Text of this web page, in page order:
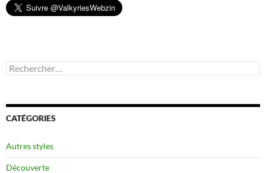
Rechercher :
CATÉGORIES
Autres styles
Découverte